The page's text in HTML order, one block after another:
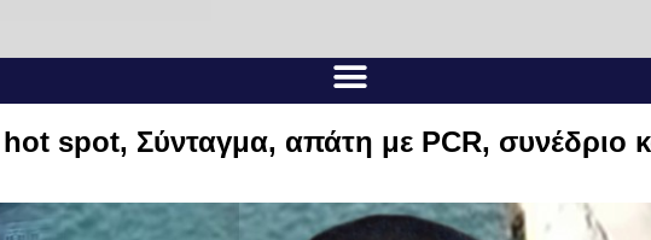
hot spot, Σύνταγμα, απάτη με PCR, συνέδριο